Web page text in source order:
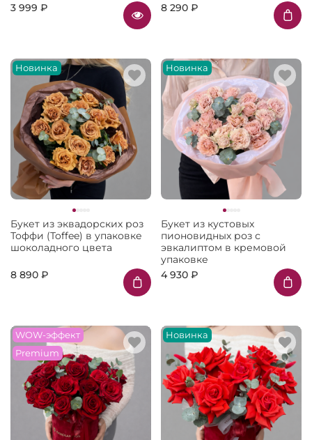
3 999 ₽
8 290 ₽
Новинка
Букет из эквадорских роз
Тоффи (Toffee) в упаковке
шоколадного цвета
8 890 ₽
Новинка
Букет из кустовых
пионовидных роз с
эвкалиптом в кремовой
упаковке
4 930 ₽
WOW-эффект
Premium
Новинка